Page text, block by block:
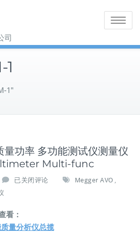
司
Toggle
1"
量功率 多功能测试仪测量仪
Multi-func
P
1
电
已关闭评论 Megger AVO
看：
质量分析仪总揽